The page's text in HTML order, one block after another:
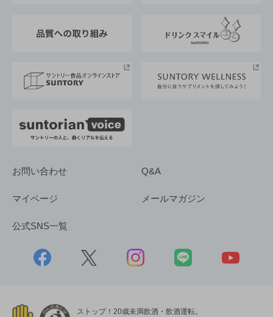
採用情報
お問い合わせ Q&A
マイページ メールマガジン
公式SNS一覧
ストップ！20歳未満飲酒・飲酒運転。